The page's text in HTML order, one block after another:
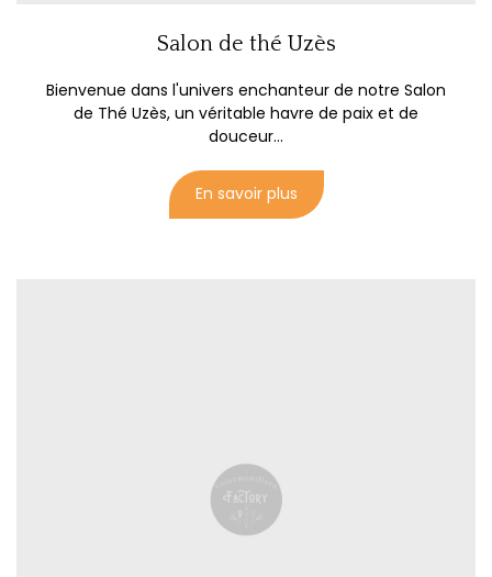
Salon de thé Uzès
Bienvenue dans l'univers enchanteur de notre Salon
de Thé Uzès, un véritable havre de paix et de
douceur...
En savoir plus